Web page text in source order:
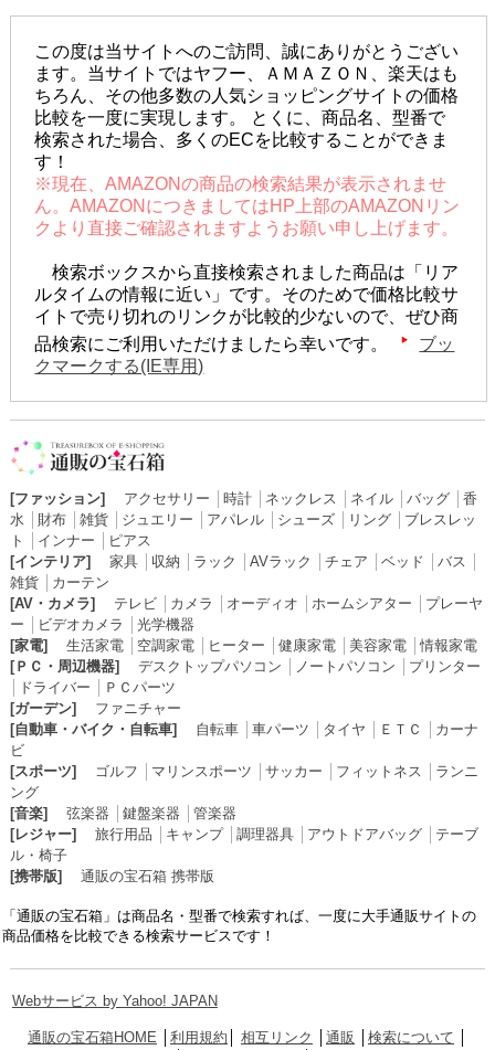
この度は当サイトへのご訪問、誠にありがとうござい
ます。当サイトではヤフー、ＡＭＡＺＯＮ、楽天はも
ちろん、その他多数の人気ショッピングサイトの価格
比較を一度に実現します。 とくに、商品名、型番で
検索された場合、多くのECを比較することができま
す！
※現在、AMAZONの商品の検索結果が表示されませ
ん。AMAZONにつきましてはHP上部のAMAZONリン
クより直接ご確認されますようお願い申し上げます。
検索ボックスから直接検索されました商品は「リア
ルタイムの情報に近い」です。そのためで価格比較サ
イトで売り切れのリンクが比較的少ないので、ぜひ商
品検索にご利用いただけましたら幸いです。
ブッ
クマークする(IE専用)
[ファッション] アクセサリー 時計│ ネックレス ネイル│ バッグ│ 香
水
財布│ 雑貨│ ジュエリー アパレル│ シューズ│ リング│ ブレスレッ
ト
インナー
ピアス
[インテリア]
家具│ 収納 ラック AVラック チェア ベッド バス
雑貨│ カーテン
[AV・カメラ]
テレビ│ カメラ オーディオ ホームシアター
プレーヤ
ー
ビデオカメラ
光学機器
[家電]
生活家電│ 空調家電│ ヒーター 健康家電│ 美容家電│情報家電
[ＰＣ・周辺機器]
デスクトップパソコン ノートパソコン
プリンター
ドライバー
ＰＣパーツ
[ガーデン]
ファニチャー
[自動車・バイク・自転車]
自転車│ 車パーツ タイヤ ＥＴＣ
カーナ
ビ
[スポーツ]
ゴルフ マリンスポーツ サッカー フィットネス
ランニ
ング
[音楽]
弦楽器 鍵盤楽器
管楽器
[レジャー]
旅行用品 キャンプ│ 調理器具│ アウトドアバッグ│ テーブ
ル・椅子
[携帯版]
通販の宝石箱 携帯版
「通販の宝石箱」は商品名・型番で検索すれば、一度に大手通販サイトの
商品価格を比較できる検索サービスです！
Webサービス by Yahoo! JAPAN
通販の宝石箱HOME 利用規約 相互リンク 通販 検索について